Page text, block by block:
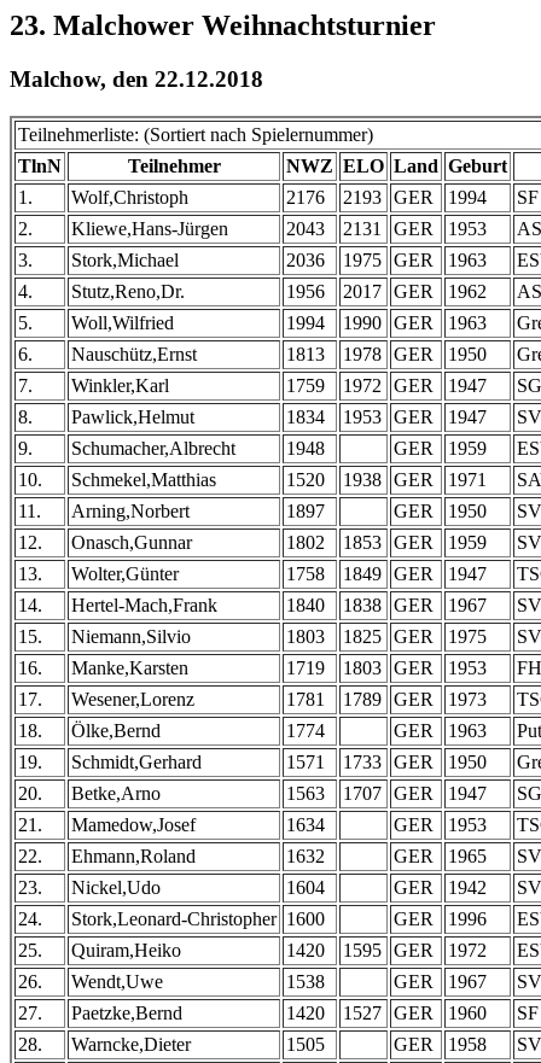
23. Malchower Weihnachtsturnier
Malchow, den 22.12.2018
Teilnehmerliste: (Sortiert nach Spielernummer)
TlnN
Teilnehmer NWZ ELO Land Geburt
1.
Wolf,Christoph 2176 2193 GER 1994
2.
Kliewe,Hans-Jürgen 2043 2131 GER 1953
3.
Stork,Michael 2036 1975 GER 1963
4.
Stutz,Reno,Dr. 1956 2017 GER 1962
5.
Woll,Wilfried 1994 1990 GER 1963
6.
Nauschütz,Ernst 1813 1978 GER 1950
7.
Winkler,Karl 1759 1972 GER 1947
8.
Pawlick,Helmut 1834 1953 GER 1947
9.
Schumacher,Albrecht 1948 GER 1959
10.
Schmekel,Matthias 1520 1938 GER 1971
11.
Arning,Norbert 1897 GER 1950
12.
Onasch,Gunnar 1802 1853 GER 1959
13.
Wolter,Günter 1758 1849 GER 1947
14.
Hertel-Mach,Frank 1840 1838 GER 1967
15.
Niemann,Silvio 1803 1825 GER 1975
16.
Manke,Karsten 1719 1803 GER 1953
17.
Wesener,Lorenz 1781 1789 GER 1973
18.
Ölke,Bernd 1774 GER 1963
19.
Schmidt,Gerhard 1571 1733 GER 1950
20.
Betke,Arno 1563 1707 GER 1947
21.
Mamedow,Josef 1634 GER 1953
22.
Ehmann,Roland 1632 GER 1965
23.
Nickel,Udo 1604 GER 1942
24.
Stork,Leonard-Christopher 1600 GER 1996
25.
Quiram,Heiko 1420 1595 GER 1972
26.
Wendt,Uwe 1538 GER 1967
27.
Paetzke,Bernd 1420 1527 GER 1960
28.
Warncke,Dieter 1505 GER 1958